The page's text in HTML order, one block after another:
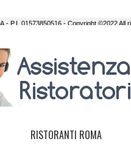
RISTORANTI ROMA
mangia benissimo
si lo conosco si mangia bene bene
volete mangiare bene andate a